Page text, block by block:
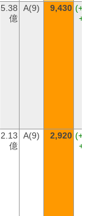
5.38
億
A(9) 9,430
2.13
億
A(9) 2,920